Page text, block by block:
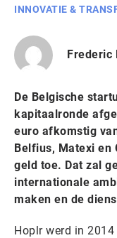
INNOVATIE &
Frederic
De Belgische
kapitaalronde
euro afkomstig
Belfius, Matexi en
geld toe. Dat zal
internationale
maken en de
Hoplr werd in